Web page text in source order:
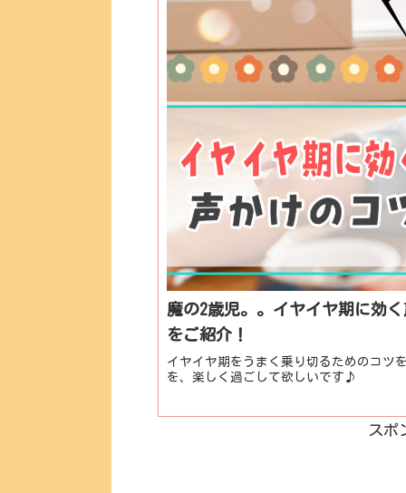
魔の2歳児。。イヤイヤ期に効
をご紹介！
イヤイヤ期をうまく乗り切るためのコツ
を、楽しく過ごして欲しいです♪
スポ